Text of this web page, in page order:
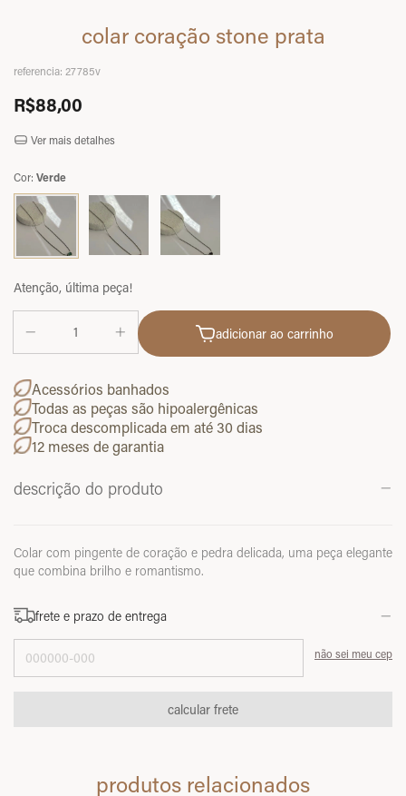
colar coração stone prata
referencia: 27785v
R$88,00
Ver mais detalhes
Cor: Verde
Atenção, última peça!
adicionar ao carrinho
Acessórios banhados
Todas as peças são hipoalergênicas
Troca descomplicada em até 30 dias
12 meses de garantia
descrição do produto
Colar com pingente de coração e pedra delicada, uma peça elegante
que combina brilho e romantismo.
frete e prazo de entrega
Entregas para o CEP:
não sei meu cep
calcular frete
produtos relacionados